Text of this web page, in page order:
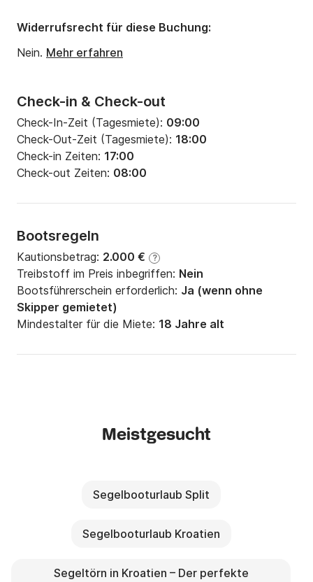
Tiefgang:2.1m
Motorleistung:60PS
Check-in & Check-out
Check-In-Zeit (Tagesmiete): 09:00
Check-Out-Zeit (Tagesmiete): 18:00
Check-in Zeiten: 17:00
Check-out Zeiten: 08:00
Bootsregeln
Kautionsbetrag: 2.000 € ?
Treibstoff im Preis inbegriffen: Nein
Bootsführerschein erforderlich: Ja (wenn ohne
Skipper gemietet)
Mindestalter für die Miete: 18 Jahre alt
Widerrufsrecht für diese Buchung:
Nein. Mehr erfahren
Meistgesucht
Segelbooturlaub Split
Segelbooturlaub Kroatien
Segeltörn in Kroatien – Der perfekte